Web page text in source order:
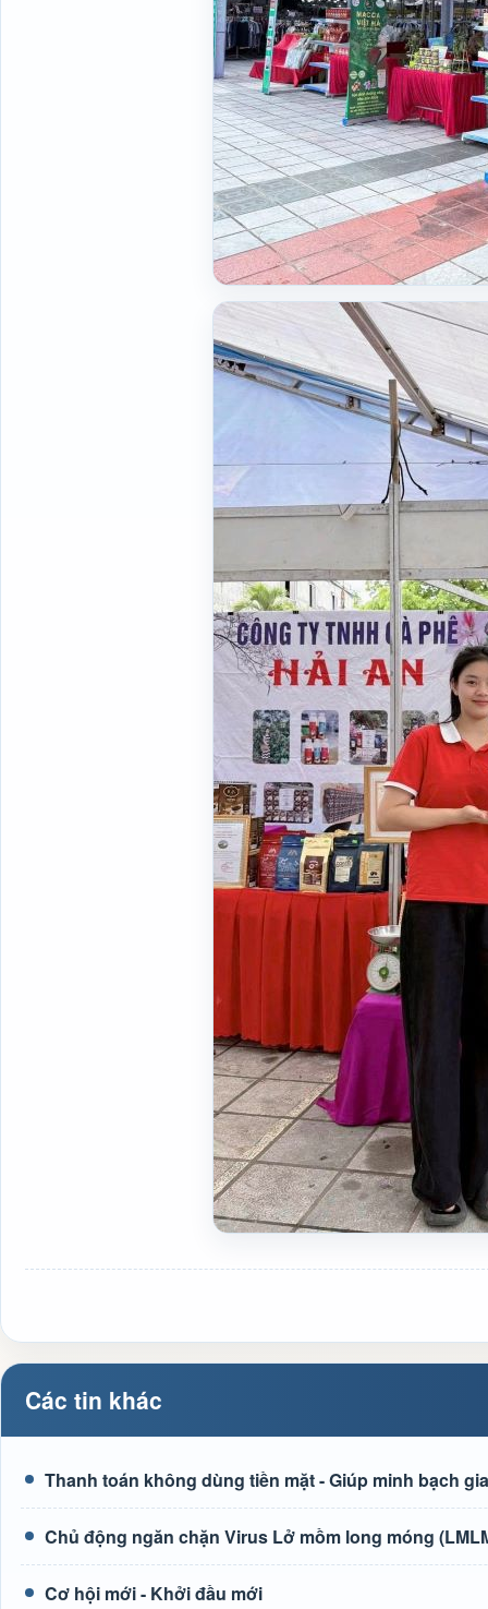
Các tin khác
Thanh toán không dùng tiền mặt - Giúp minh bạch
Chủ động ngăn chặn Virus Lở mồm long móng
Cơ hội mới - Khởi đầu mới